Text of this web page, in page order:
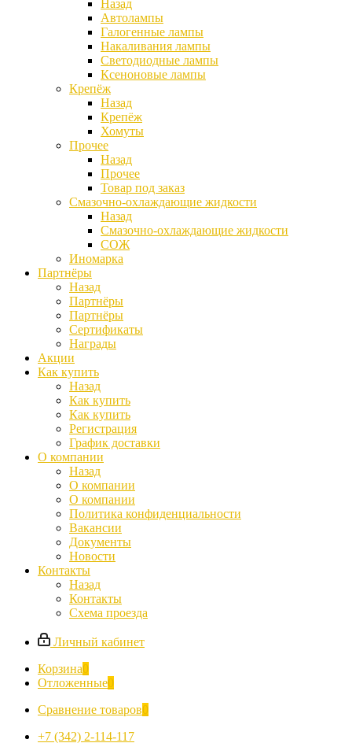
Назад
Автолампы
Галогенные лампы
Накаливания лампы
Светодиодные лампы
Ксеноновые лампы
Крепёж
Назад
Крепёж
Хомуты
Прочее
Назад
Прочее
Товар под заказ
Смазочно-охлаждающие жидкости
Назад
Смазочно-охлаждающие жидкости
СОЖ
Иномарка
Партнёры
Назад
Партнёры
Партнёры
Сертификаты
Награды
Акции
Как купить
Назад
Как купить
Как купить
Регистрация
График доставки
О компании
Назад
О компании
О компании
Политика конфиденциальности
Вакансии
Документы
Новости
Контакты
Назад
Контакты
Схема проезда
Личный кабинет
Корзина0
Отложенные0
Сравнение товаров0
+7 (342) 2-114-117